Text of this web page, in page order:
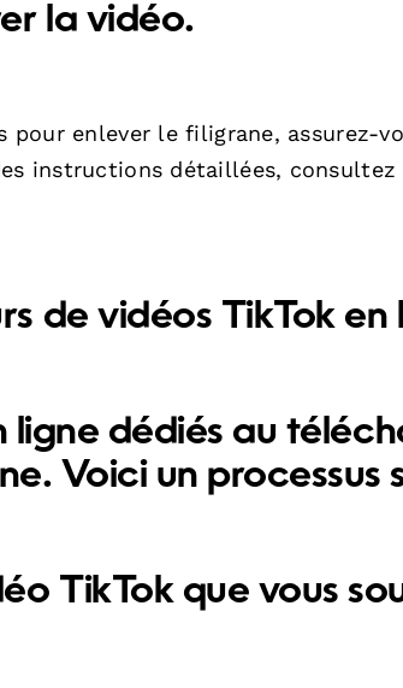
la vidéo.
enlever le filigrane, assurez-
instructions détaillées, consultez
de vidéos TikTok en
ligne dédiés au
Voici un processus
TikTok que vous